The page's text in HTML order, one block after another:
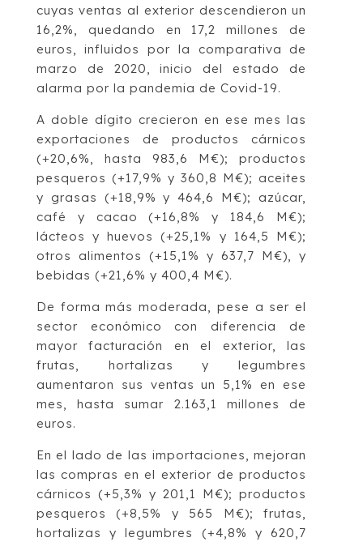
cuyas ventas al exterior descendieron un
16,2%, quedando en 17,2 millones de
euros, influidos por la comparativa de
marzo de 2020, inicio del estado de
alarma por la pandemia de Covid-19.
A doble dígito crecieron en ese mes las
exportaciones de productos cárnicos
(+20,6%, hasta 983,6 M€); productos
pesqueros (+17,9% y 360,8 M€); aceites
y grasas (+18,9% y 464,6 M€); azúcar,
café y cacao (+16,8% y 184,6 M€);
lácteos y huevos (+25,1% y 164,5 M€);
otros alimentos (+15,1% y 637,7 M€), y
bebidas (+21,6% y 400,4 M€).
De forma más moderada, pese a ser el
sector económico con diferencia de
mayor facturación en el exterior, las
frutas, hortalizas y legumbres
aumentaron sus ventas un 5,1% en ese
mes, hasta sumar 2.163,1 millones de
euros.
En el lado de las importaciones, mejoran
las compras en el exterior de productos
cárnicos (+5,3% y 201,1 M€); productos
pesqueros (+8,5% y 565 M€); frutas,
hortalizas y legumbres (+4,8% y 620,7